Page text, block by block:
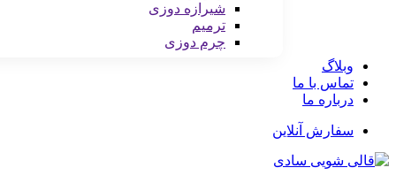
شیرازه دوزی
ترمیم
چرم دوزی
وبلاگ
تماس با ما
درباره ما
سفارش آنلاین